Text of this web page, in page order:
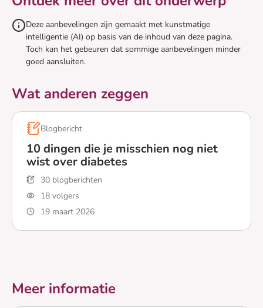
Deze aanbevelingen zijn gemaakt met kunstmatige
intelligentie (AI) op basis van de inhoud van deze pagina.
Toch kan het gebeuren dat sommige aanbevelingen minder
goed aansluiten.
Wat anderen zeggen
Blogbericht
10 dingen die je misschien nog niet
wist over diabetes
30 blogberichten
18 volgers
19 maart 2026
Lees meer over 10 dingen die je misschien nog niet
Meer informatie